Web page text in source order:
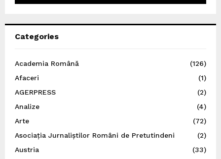
Categories
Academia Română
(126)
Afaceri
(1)
AGERPRESS
(2)
Analize
(4)
Arte
(72)
Asociația Jurnaliștilor Români de Pretutindeni
(2)
Austria
(33)